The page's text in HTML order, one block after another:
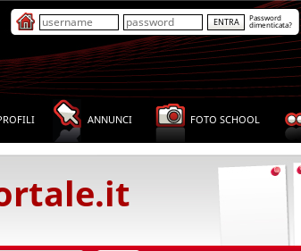
Password
dimenticata?
ANNUNCI FOTO SCHOOL